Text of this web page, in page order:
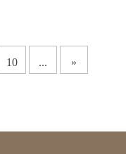
10 ... »